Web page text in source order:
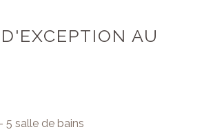
AU
5 salle de bains